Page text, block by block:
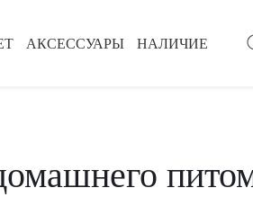
АКСЕССУАРЫ НАЛИЧИЕ